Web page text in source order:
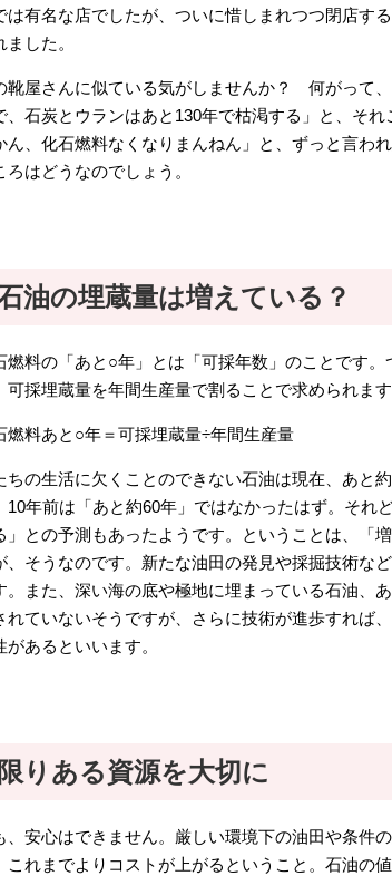
は有名な店でしたが、ついに惜しまれつつ閉店す
ました。
靴屋さんに似ている気がしませんか？ 何がって
、石炭とウランはあと130年で枯渇する」と、そ
ん、化石燃料なくなりまんねん」と、ずっと言わ
ろはどうなのでしょう。
油の埋蔵量は増えている？
燃料の「あと○年」とは「可採年数」のことです
可採埋蔵量を年間生産量で割ることで求められます
燃料あと○年＝可採埋蔵量÷年間生産量
ちの生活に欠くことのできない石油は現在、あと
10年前は「あと約60年」ではなかったはず。それ
」との予測もあったようです。ということは、「
、そうなのです。新たな油田の発見や採掘技術な
。また、深い海の底や極地に埋まっている石油、
れていないそうですが、さらに技術が進歩すれば
があるといいます。
限りある資源を大切に
、安心はできません。厳しい環境下の油田や条件
これまでよりコストが上がるということ。石油の